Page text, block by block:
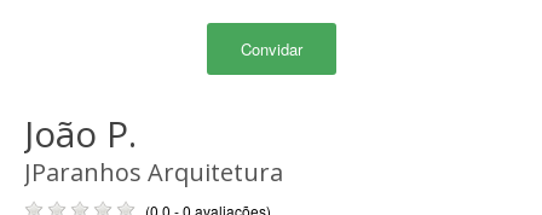
Convidar
João P.
JParanhos Arquitetura
(0.0 - 0 avaliações)